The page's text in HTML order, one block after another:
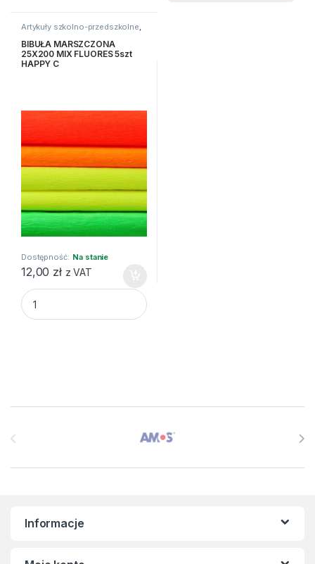
Artykuły szkolno-przedszkolne,
plastyczne
BIBUŁA MARSZCZONA
25X200 MIX FLUORES 5szt
HAPPY C
Dostępność: Na stanie
12,00 zł z VAT
BIBUŁA MARSZCZONA 25X200 MIX FLUORES 5szt HAPPY
Informacje